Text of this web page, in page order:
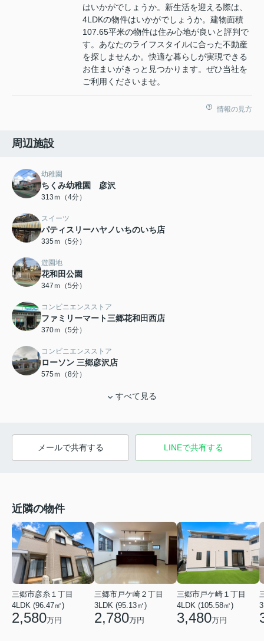
はいかがでしょうか。新生活を迎える際は、
4LDKの物件はいかがでしょうか。建物面積
107.65平米の物件は住み心地が良いと評判で
す。あなたのライフスタイルに合った不動産
を探しませんか。快適な暮らしが実現できる
お住まいがきっと見つかります。ぜひ当社を
ご利用くださいませ。
情報の見方
周辺施設
幼稚園
ちくみ幼稚園 彦沢
313ｍ（4分）
スイーツ
パティスリーハヤノいちのいち店
335ｍ（5分）
遊園地
花和田公園
347ｍ（5分）
コンビニエンスストア
ファミリーマート三郷花和田西店
370ｍ（5分）
コンビニエンスストア
ローソン 三郷彦沢店
575ｍ（8分）
すべて見る
メールで共有する LINEで共有する
近隣の物件
三郷市彦糸１丁目
4LDK (96.47㎡)
2,580万円
三郷市戸ケ崎２丁目
3LDK (95.13㎡)
2,780万円
三郷市戸ケ崎１丁目
4LDK (105.58㎡)
3,480万円